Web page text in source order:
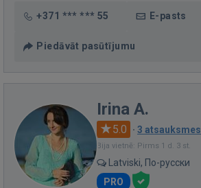
+371 *** *** 55 E-pasts
Piedāvāt pasūtījumu
Irina A.
5.0 · 3 atsauksmes
Bija vietnē: Pirms 1 d. 3 st.
Latviski, По-русски
PRO